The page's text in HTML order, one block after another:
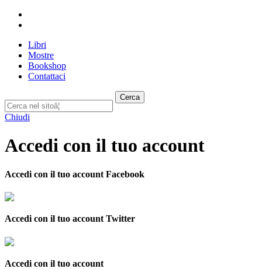
Libri
Mostre
Bookshop
Contattaci
Cerca
Chiudi
Accedi con il tuo account
Accedi con il tuo account Facebook
Accedi con il tuo account Twitter
Accedi con il tuo account